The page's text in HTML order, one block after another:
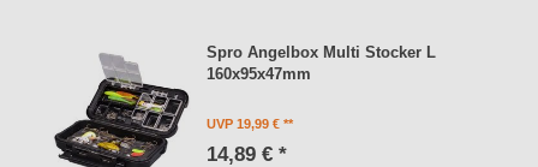
Spro Angelbox Multi Stocker L
160x95x47mm
UVP 19,99 €
14,89 € *